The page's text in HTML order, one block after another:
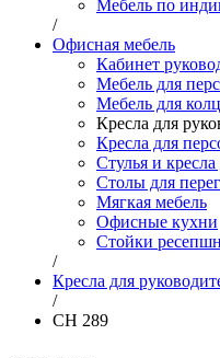
Мебель по
/
Офисная мебель
Кабинет
Мебель для
Мебель для
Кресла для
Кресла для
Стулья и
Столы для
Мягкая мебель
Офисные кухни
Стойки ресепшн
/
Кресла для
/
CH 289